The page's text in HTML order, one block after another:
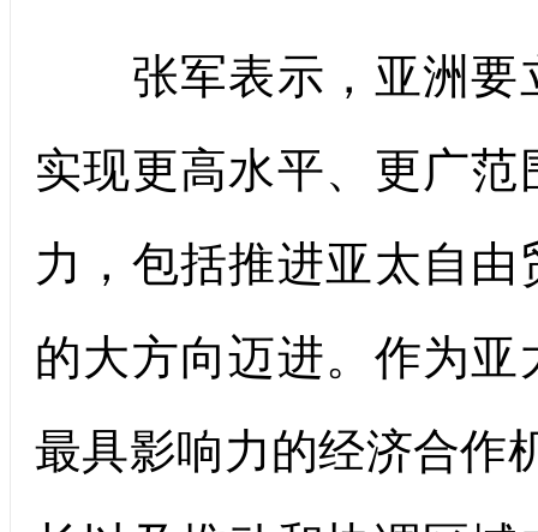
张军表示，亚洲要
实现更高水平、更广
力，包括推进亚太自
的大方向迈进。作为
最具影响力的经济合作